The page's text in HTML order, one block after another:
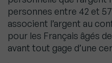
personnes entre 42 et
associent l’argent au
pour les Français âgés
avant tout gage d’une